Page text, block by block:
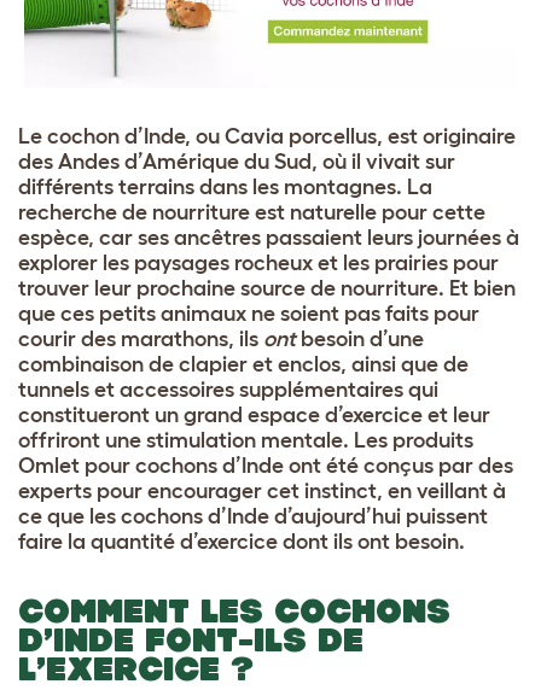
Le cochon d’Inde, ou Cavia porcellus, est originaire
des Andes d’Amérique du Sud, où il vivait sur
différents terrains dans les montagnes. La
recherche de nourriture est naturelle pour cette
espèce, car ses ancêtres passaient leurs journées à
explorer les paysages rocheux et les prairies pour
trouver leur prochaine source de nourriture. Et bien
que ces petits animaux ne soient pas faits pour
courir des marathons, ils ont besoin d’une
combinaison de clapier et enclos, ainsi que de
tunnels et accessoires supplémentaires qui
constitueront un grand espace d’exercice et leur
offriront une stimulation mentale. Les produits
Omlet pour cochons d’Inde ont été conçus par des
experts pour encourager cet instinct, en veillant à
ce que les cochons d’Inde d’aujourd’hui puissent
faire la quantité d’exercice dont ils ont besoin.
COMMENT LES COCHONS
D’INDE FONT-ILS DE
L’EXERCICE ?